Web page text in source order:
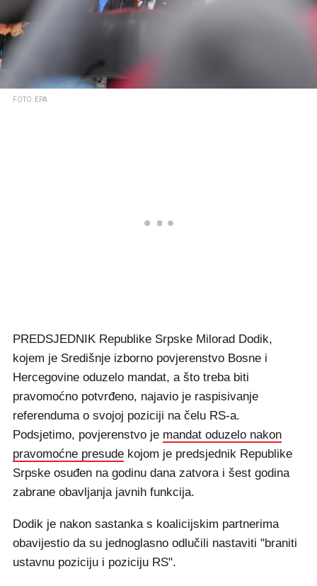
FOTO: EPA
PREDSJEDNIK Republike Srpske Milorad Dodik,
kojem je Središnje izborno povjerenstvo Bosne i
Hercegovine oduzelo mandat, a što treba biti
pravomoćno potvrđeno, najavio je raspisivanje
referenduma o svojoj poziciji na čelu RS-a.
Podsjetimo, povjerenstvo je mandat oduzelo nakon
pravomoćne presude kojom je predsjednik Republike
Srpske osuđen na godinu dana zatvora i šest godina
zabrane obavljanja javnih funkcija.
Dodik je nakon sastanka s koalicijskim partnerima
obavijestio da su jednoglasno odlučili nastaviti "braniti
ustavnu poziciju i poziciju RS".